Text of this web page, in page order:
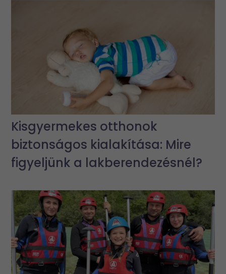
Kisgyermekes otthonok
biztonságos kialakítása: Mire
figyeljünk a lakberendezésnél?